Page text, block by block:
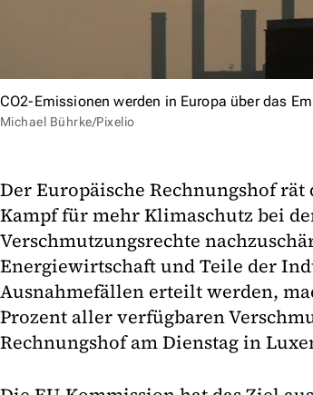
CO2-Emissionen werden in Europa über das
Michael Bührke/Pixelio
Der Europäische Rechnungshof
Kampf für mehr Klimaschutz bei
Verschmutzungsrechte
Energiewirtschaft und Teile der
Ausnahmefällen erteilt werden,
Prozent aller verfügbaren
Rechnungshof am Dienstag in